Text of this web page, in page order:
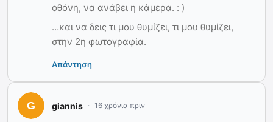
οθόνη, να ανάβει η κάμερα. : )
…και να δεις τι μου θυμίζει, τι μου θυμίζει,
στην 2η φωτογραφία.
Απάντηση
giannis 16 χρόνια πριν